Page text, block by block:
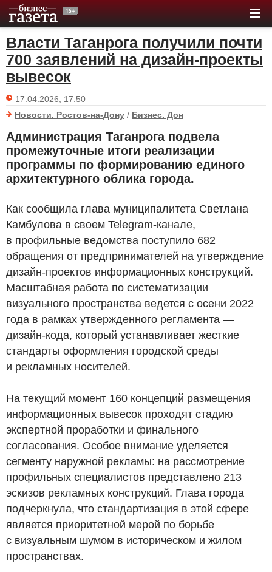
Власти Таганрога получили почти
700 заявлений на дизайн‑проекты
вывесок
17.04.2026, 17:50
Новости. Ростов-на-Дону / Бизнес. Дон
Администрация Таганрога подвела
промежуточные итоги реализации
программы по формированию единого
архитектурного облика города.
Как сообщила глава муниципалитета Светлана
Камбулова в своем Telegram-канале,
в профильные ведомства поступило 682
обращения от предпринимателей на утверждение
дизайн-проектов информационных конструкций.
Масштабная работа по систематизации
визуального пространства ведется с осени 2022
года в рамках утвержденного регламента —
дизайн-кода, который устанавливает жесткие
стандарты оформления городской среды
и рекламных носителей.
На текущий момент 160 концепций размещения
информационных вывесок проходят стадию
экспертной проработки и финального
согласования. Особое внимание уделяется
сегменту наружной рекламы: на рассмотрение
профильных специалистов представлено 213
эскизов рекламных конструкций. Глава города
подчеркнула, что стандартизация в этой сфере
является приоритетной мерой по борьбе
с визуальным шумом в историческом и жилом
пространствах.